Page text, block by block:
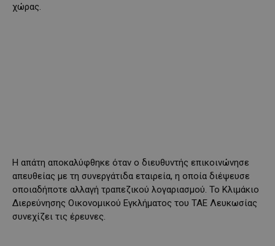
χώρας.
Η απάτη αποκαλύφθηκε όταν ο διευθυντής επικοινώνησε
απευθείας με τη συνεργάτιδα εταιρεία, η οποία διέψευσε
οποιαδήποτε αλλαγή τραπεζικού λογαριασμού. Το Κλιμάκιο
Διερεύνησης Οικονομικού Εγκλήματος του ΤΑΕ Λευκωσίας
συνεχίζει τις έρευνες.